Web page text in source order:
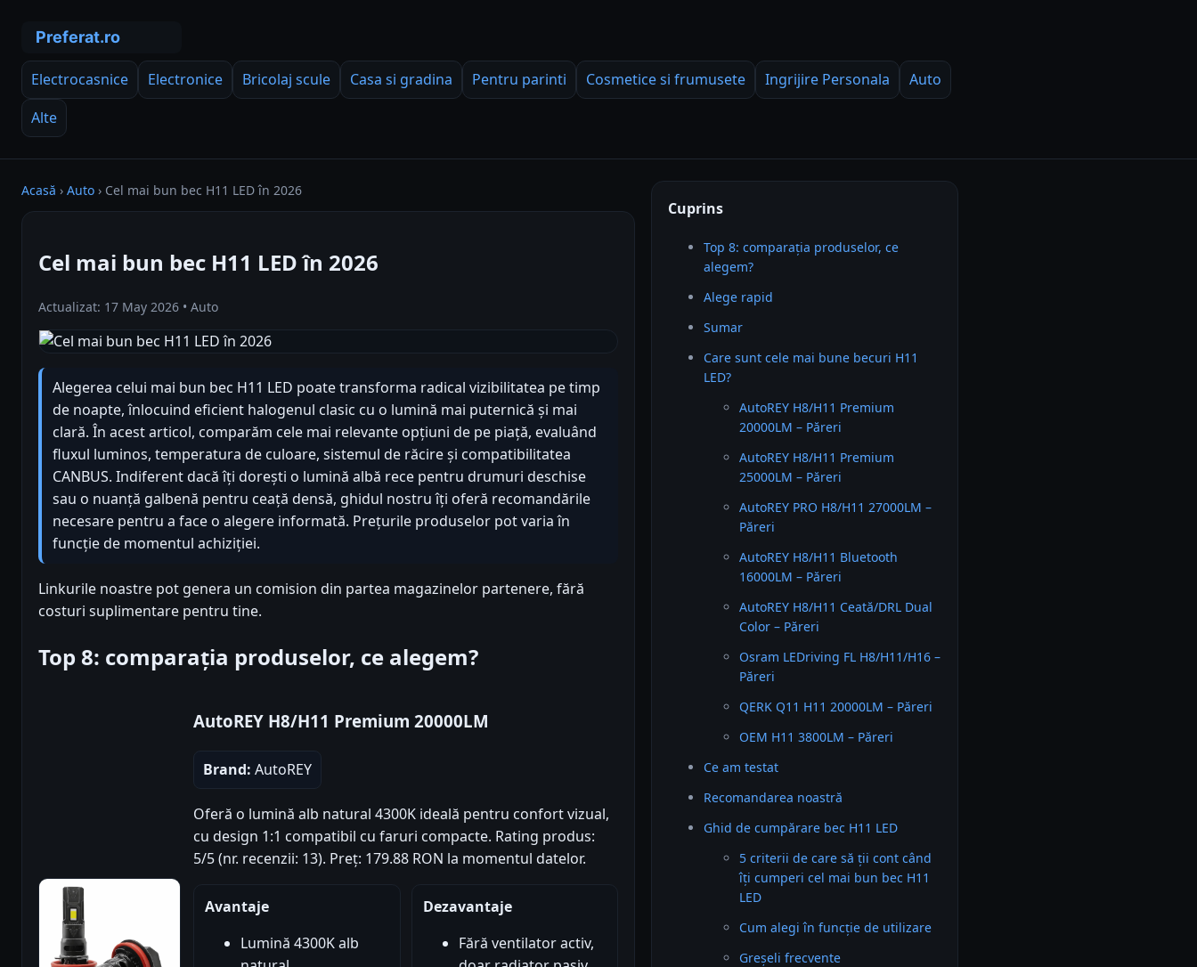
Electrocasnice Electronice Bricolaj scule Casa si gradina Pentru parinti Cosmetice si frumusete Ingrijire Personala
Auto
Alte
Acasă › Auto › Cel mai bun bec H11 LED în 2026
Cel mai bun bec H11 LED în 2026
Actualizat: 17 May 2026 • Auto
Alegerea celui mai bun bec H11 LED poate transforma radical vizibilitatea pe timp
de noapte, înlocuind eficient halogenul clasic cu o lumină mai puternică și mai
clară. În acest articol, comparăm cele mai relevante opțiuni de pe piață, evaluând
fluxul luminos, temperatura de culoare, sistemul de răcire și compatibilitatea
CANBUS. Indiferent dacă îți dorești o lumină albă rece pentru drumuri deschise
sau o nuanță galbenă pentru ceață densă, ghidul nostru îți oferă recomandările
necesare pentru a face o alegere informată. Prețurile produselor pot varia în
funcție de momentul achiziției.
Linkurile noastre pot genera un comision din partea magazinelor partenere, fără
costuri suplimentare pentru tine.
Top 8: comparația produselor, ce alegem?
AutoREY H8/H11 Premium 20000LM
Brand: AutoREY
Oferă o lumină alb natural 4300K ideală pentru confort vizual,
cu design 1:1 compatibil cu faruri compacte. Rating produs:
5/5 (nr. recenzii: 13). Preț: 179.88 RON la momentul datelor.
Avantaje
Lumină 4300K alb
Dezavantaje
Fără ventilator activ,
Cuprins
Top 8: comparația produselor, ce
alegem?
Alege rapid
Sumar
Care sunt cele mai bune becuri H11
LED?
AutoREY H8/H11 Premium
20000LM – Păreri
AutoREY H8/H11 Premium
25000LM – Păreri
AutoREY PRO H8/H11 27000LM –
Păreri
AutoREY H8/H11 Bluetooth
16000LM – Păreri
AutoREY H8/H11 Ceată/DRL Dual
Color – Păreri
Osram LEDriving FL H8/H11/H16 –
Păreri
QERK Q11 H11 20000LM – Păreri
OEM H11 3800LM – Păreri
Ce am testat
Recomandarea noastră
Ghid de cumpărare bec H11 LED
5 criterii de care să ții cont când
îți cumperi cel mai bun bec H11
LED
Cum alegi în funcție de utilizare
Greșeli frecvente